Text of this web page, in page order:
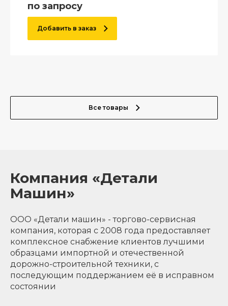
по запросу
Добавить в заказ
Все товары
Компания «Детали
Машин»
ООО «Детали машин» - торгово-сервисная
компания, которая с 2008 года предоставляет
комплексное снабжение клиентов лучшими
образцами импортной и отечественной
дорожно-строительной техники, с
последующим поддержанием её в исправном
состоянии